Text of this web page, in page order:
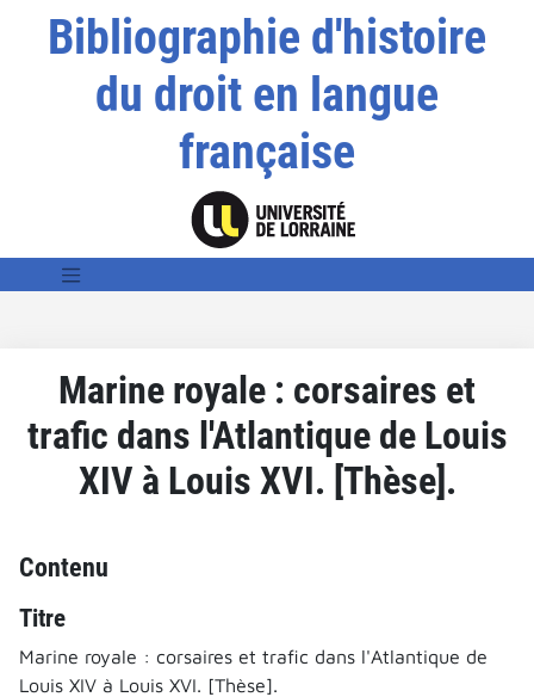
Bibliographie d'histoire
du droit en langue
française
Marine royale : corsaires et
trafic dans l'Atlantique de Louis
XIV à Louis XVI. [Thèse].
Contenu
Titre
Marine royale : corsaires et trafic dans l'Atlantique de
Louis XIV à Louis XVI. [Thèse].